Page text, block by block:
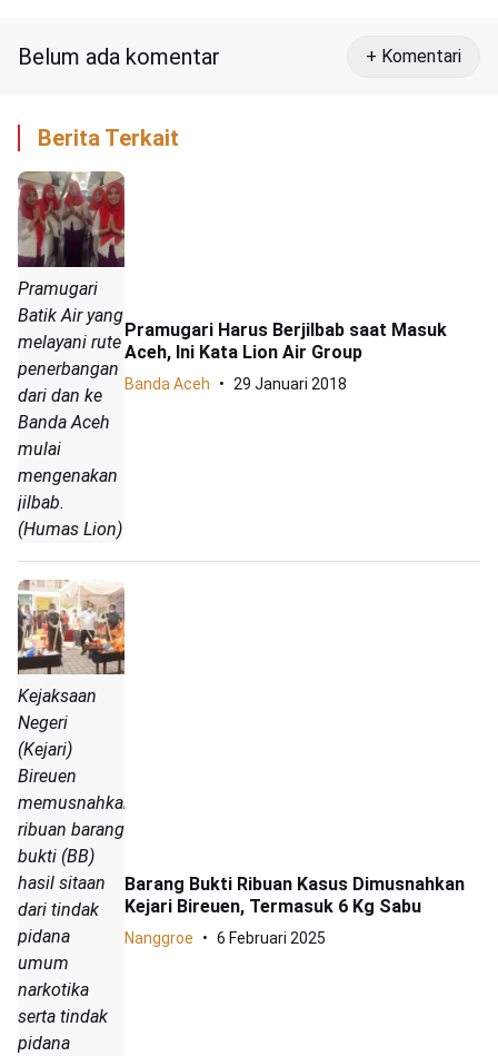
Belum ada komentar + Komentari
Berita Terkait
Pramugari
Batik Air yang
melayani rute
penerbangan
dari dan ke
Banda Aceh
mulai
mengenakan
jilbab.
(Humas Lion)
Pramugari Harus Berjilbab saat Masuk
Aceh, Ini Kata Lion Air Group
Banda Aceh 29 Januari 2018
Kejaksaan
Negeri
(Kejari)
Bireuen
memusnahkan
ribuan barang
bukti (BB)
hasil sitaan
dari tindak
pidana
umum
narkotika
serta tindak
pidana
Barang Bukti Ribuan Kasus Dimusnahkan
Kejari Bireuen, Termasuk 6 Kg Sabu
Nanggroe 6 Februari 2025